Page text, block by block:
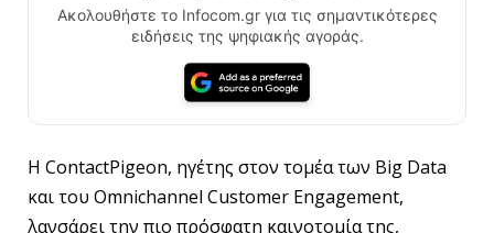
Ακολουθήστε το Infocom.gr για τις σημαντικότερες
ειδήσεις της ψηφιακής αγοράς.
Η ContactPigeon, ηγέτης στον τομέα των Big Data
και του Omnichannel Customer Engagement,
λανσάρει την πιο πρόσφατη καινοτομία της,